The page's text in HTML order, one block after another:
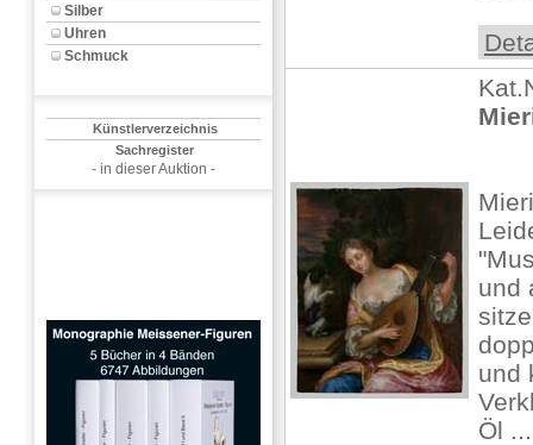
Silber
Uhren
Schmuck
Künstlerverzeichnis
Sachregister
- in dieser Auktion -
und
und
Öl ...